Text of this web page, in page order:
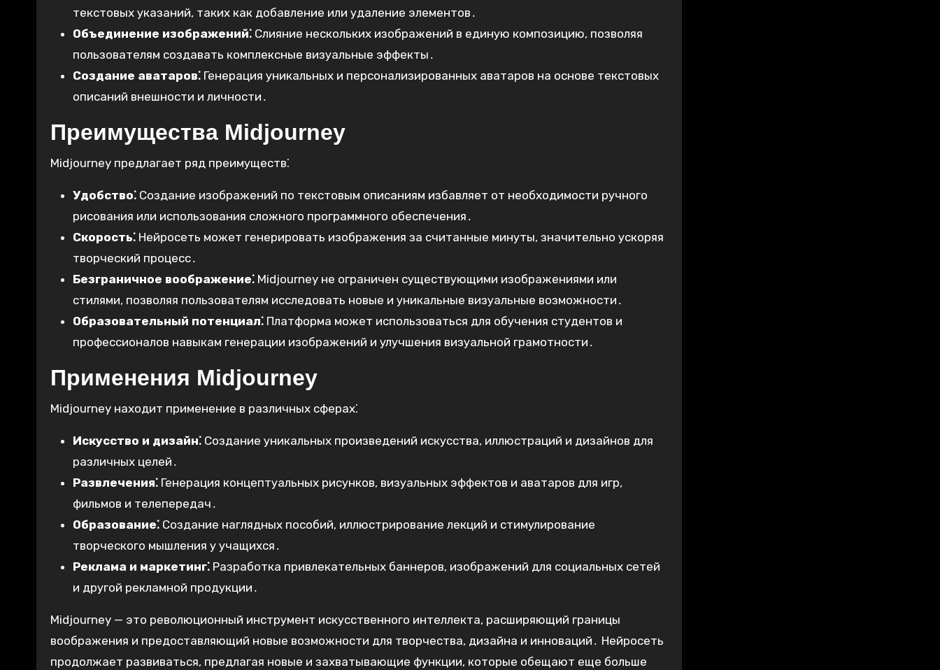
текстовых указаний, таких как добавление или удаление элементов․
Объединение изображений⁚ Слияние нескольких изображений в единую композицию, позволяя
пользователям создавать комплексные визуальные эффекты․
Создание аватаров⁚ Генерация уникальных и персонализированных аватаров на основе текстовых
описаний внешности и личности․
Преимущества Midjourney
Midjourney предлагает ряд преимуществ⁚
Удобство⁚ Создание изображений по текстовым описаниям избавляет от необходимости ручного
рисования или использования сложного программного обеспечения․
Скорость⁚ Нейросеть может генерировать изображения за считанные минуты, значительно ускоряя
творческий процесс․
Безграничное воображение⁚ Midjourney не ограничен существующими изображениями или
стилями, позволяя пользователям исследовать новые и уникальные визуальные возможности․
Образовательный потенциал⁚ Платформа может использоваться для обучения студентов и
профессионалов навыкам генерации изображений и улучшения визуальной грамотности․
Применения Midjourney
Midjourney находит применение в различных сферах⁚
Искусство и дизайн⁚ Создание уникальных произведений искусства, иллюстраций и дизайнов для
различных целей․
Развлечения⁚ Генерация концептуальных рисунков, визуальных эффектов и аватаров для игр,
фильмов и телепередач․
Образование⁚ Создание наглядных пособий, иллюстрирование лекций и стимулирование
творческого мышления у учащихся․
Реклама и маркетинг⁚ Разработка привлекательных баннеров, изображений для социальных сетей
и другой рекламной продукции․
Midjourney — это революционный инструмент искусственного интеллекта, расширяющий границы
воображения и предоставляющий новые возможности для творчества, дизайна и инноваций․ Нейросеть
продолжает развиваться, предлагая новые и захватывающие функции, которые обещают еще больше